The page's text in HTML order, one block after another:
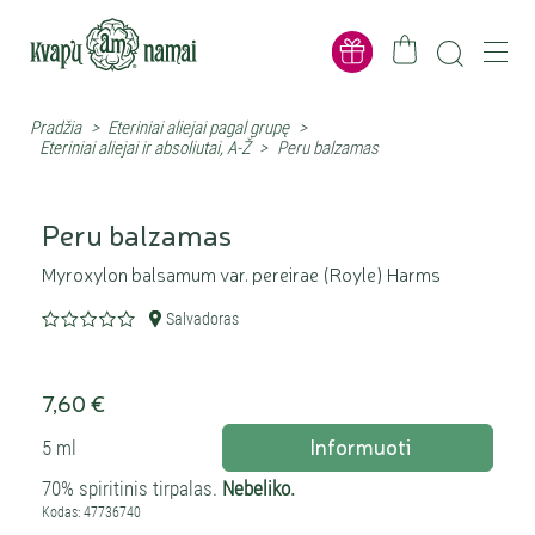
Pradžia > Eteriniai aliejai pagal grupę >
Eteriniai aliejai ir absoliutai, A-Ž > Peru balzamas
Peru balzamas
Myroxylon balsamum var. pereirae (Royle) Harms
Salvadoras
7,60 €
5 ml Informuoti
70% spiritinis tirpalas. Nebeliko.
Kodas: 47736740